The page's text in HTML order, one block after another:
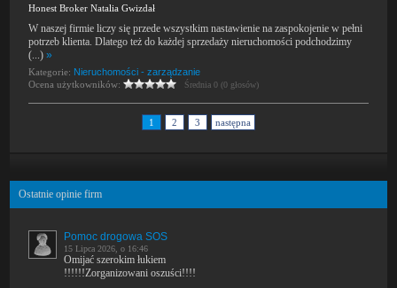
Honest Broker Natalia Gwizdał
W naszej firmie liczy się przede wszystkim nastawienie na zaspokojenie w pełni
potrzeb klienta. Dlatego też do każdej sprzedaży nieruchomości podchodzimy
(...)»
Kategorie: Nieruchomości - zarządzanie
Ocena użytkowników:
Średnia 0 (0 głosów)
1 2 3 następna
Ostatnie opinie firm
Pomoc drogowa SOS
15 Lipca 2026, o 16:46
Omijać szerokim łukiem
!!!!!!Zorganizowani oszuści!!!!